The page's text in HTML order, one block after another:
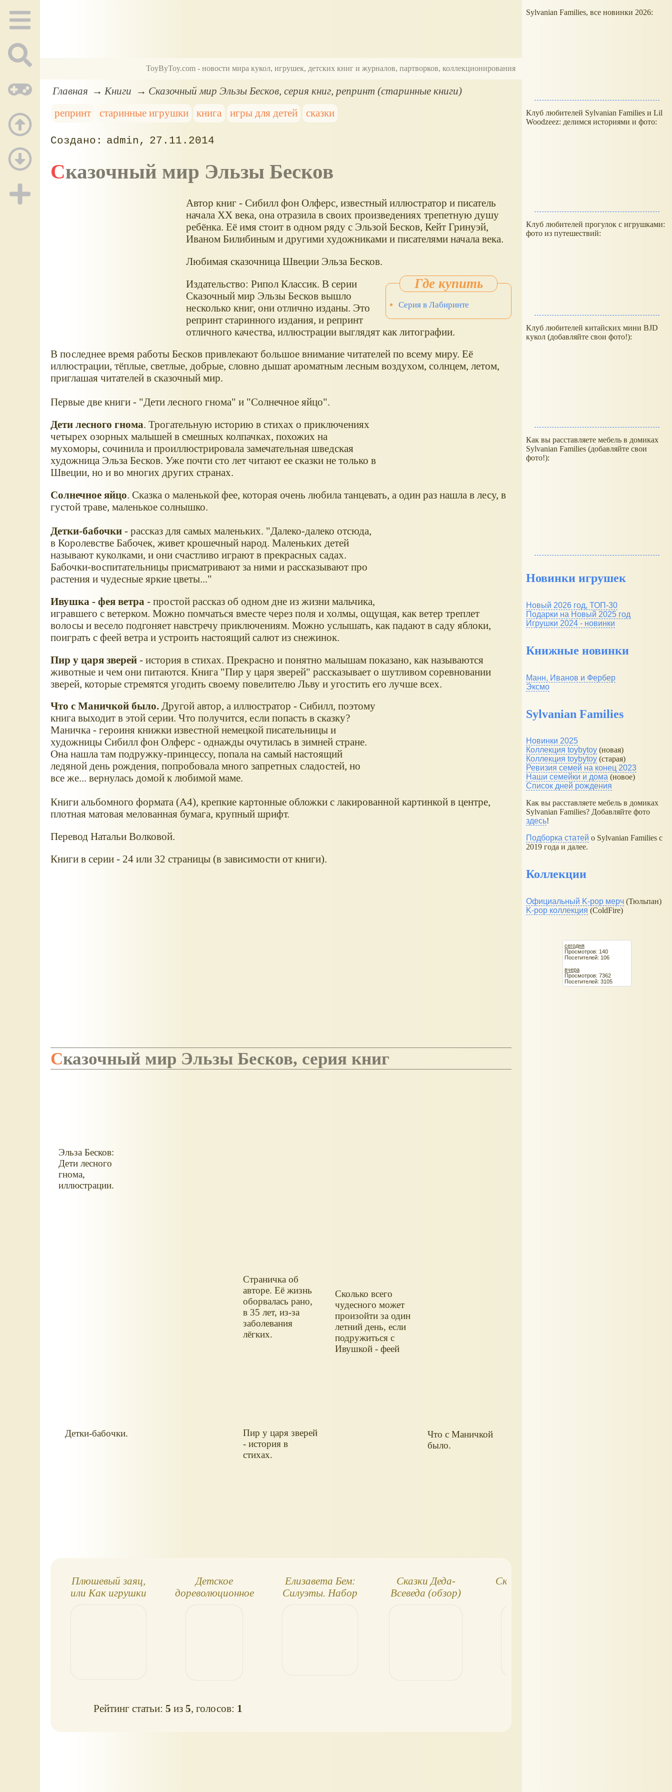
ToyByToy.com - новости мира кукол, игрушек, детских книг и журналов, партворков, коллекционирования
Главная Книги
Сказочный мир Эльзы Бесков, серия книг, репринт (старинные книги)
репринт
старинные игрушки книга игры для детей сказки
admin 27.11.2014
Сказочный мир Эльзы Бесков
Автор книг - Сибилл фон Олферс, известный иллюстратор и писатель
начала XX века, она отразила в своих произведениях трепетную душу
ребёнка. Её имя стоит в одном ряду с Эльзой Бесков, Кейт Гринуэй,
Иваном Билибиным и другими художниками и писателями начала века.
Любимая сказочница Швеции Эльза Бесков.
Серия в Лабиринте
Издательство: Рипол Классик. В серии
Сказочный мир Эльзы Бесков вышло
несколько книг, они отлично изданы. Это
репринт старинного издания, и репринт
отличного качества, иллюстрации выглядят как литографии.
В последнее время работы Бесков привлекают большое внимание читателей по всему миру. Её
иллюстрации, тёплые, светлые, добрые, словно дышат ароматным лесным воздухом, солнцем, летом,
приглашая читателей в сказочный мир.
Первые две книги - "Дети лесного гнома" и "Солнечное яйцо".
Дети лесного гнома. Трогательную историю в стихах о приключениях
четырех озорных малышей в смешных колпачках, похожих на
мухоморы, сочинила и проиллюстрировала замечательная шведская
художница Эльза Бесков. Уже почти сто лет читают ее сказки не только в
Швеции, но и во многих других странах.
Солнечное яйцо. Сказка о маленькой фее, которая очень любила танцевать, а один раз нашла в лесу, в
густой траве, маленькое солнышко.
Детки-бабочки- рассказ для самых маленьких. "Далеко-далеко отсюда,
в Королевстве Бабочек, живет крошечный народ. Маленьких детей
называют куколками, и они счастливо играют в прекрасных садах.
Бабочки-воспитательницы присматривают за ними и рассказывают про
растения и чудесные яркие цветы..."
Ивушка - фея ветра - простой рассказ об одном дне из жизни мальчика,
игравшего с ветерком. Можно помчаться вместе через поля и холмы, ощущая, как ветер треплет
волосы и весело подгоняет навстречу приключениям. Можно услышать, как падают в саду яблоки,
поиграть с феей ветра и устроить настоящий салют из снежинок.
Пир у царя зверей- история в стихах. Прекрасно и понятно малышам показано, как называются
животные и чем они питаются. Книга "Пир у царя зверей" рассказывает о шутливом соревновании
зверей, которые стремятся угодить своему повелителю Льву и угостить его лучше всех.
Что с Маничкой было.Другой автор, а иллюстратор - Сибилл, поэтому
книга выходит в этой серии. Что получится, если попасть в сказку?
Маничка - героиня книжки известной немецкой писательницы и
художницы Сибилл фон Олферс - однажды очутилась в зимней стране.
Она нашла там подружку-принцессу, попала на самый настоящий
ледяной день рождения, попробовала много запретных сладостей, но
все же... вернулась домой к любимой маме.
Книги альбомного формата (А4), крепкие картонные обложки с лакированной картинкой в центре,
плотная матовая мелованная бумага, крупный шрифт.
Перевод Натальи Волковой.
Книги в серии - 24 или 32 страницы (в зависимости от книги).
Сказочный мир Эльзы Бесков, серия книг
Эльза Бесков:
Дети лесного
гнома,
иллюстрации.
Страничка об
авторе. Её жизнь
оборвалась рано,
в 35 лет, из-за
заболевания
лёгких.
Сколько всего
чудесного может
произойти за один
летний день, если
подружиться с
Ивушкой - феей
Детки-бабочки.
Пир у царя зверей
- история в
стихах.
Что с Маничкой
было.
Плюшевый заяц,
или Как игрушки
Детское
дореволюционное
Елизавета Бем:
Силуэты. Набор
Сказки Деда-
Всеведа (обзор)
Сказки братьев
Рейтинг статьи:5 из5, голосов: 1
Sylvanian Families, все новинки 2026:
Клуб любителей Sylvanian Families и Lil
Woodzeez: делимся историями и фото:
Клуб любителей прогулок с игрушками:
фото из путешествий:
Клуб любителей китайских мини BJD
кукол (добавляйте свои фото!):
Как вы расставляете мебель в домиках
Sylvanian Families (добавляйте свои
фото!):
Новинки игрушек
Новый 2026 год, ТОП-30
Подарки на Новый 2025 год
Игрушки 2024 - новинки
Книжные новинки
Манн, Иванов и Фербер
Эксмо
Sylvanian Families
Новинки 2025
Коллекция toybytoy (новая)
Коллекция toybytoy (старая)
Ревизия семей на конец 2023
Наши семейки и дома (новое)
Список дней рождения
Как вы расставляете мебель в домиках
Sylvanian Families? Добавляйте фото
здесь!
Подборка статей о Sylvanian Families с
2019 года и далее.
Коллекции
Официальный K-pop мерч (Тюльпан)
K-pop коллекция (ColdFire)
сегодня
Просмотров: 140
Посетителей: 106
вчера
Просмотров: 7362
Посетителей: 3105